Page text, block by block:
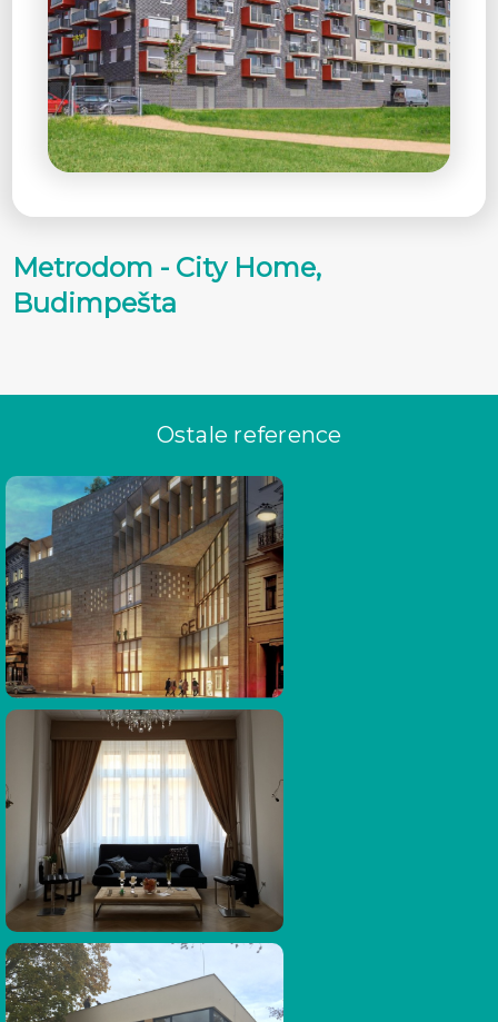
Metrodom - City Home,
Budimpešta
Ostale reference